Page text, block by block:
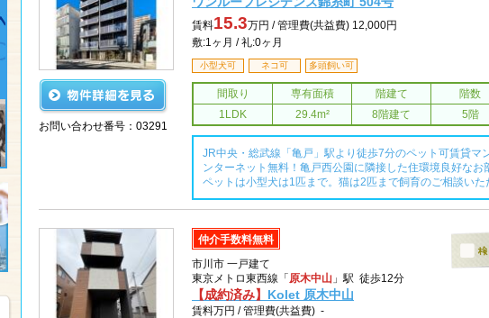
お問い合わせ番号：03291
賃料15.3万円 /管理費(共益費) 12,000円
敷:1ヶ月 / 礼:0ヶ月
小型犬可 ネコ可 多頭飼い可
間取り 専有面積 階建て 階数
1LDK
29.4m² 8階建て 5階
JR中央・総武線「亀戸」駅より徒歩7分のペット可賃貸マ
ンターネット無料！亀戸西公園に隣接した住環境良好なお
ペットは小型犬は1匹まで。猫は2匹まで飼育のご相談いた
仲介手数料無料
市川市 一戸建て
東京メトロ東西線「 原木中山 」駅 徒歩12分
【成約済み】 Kolet 原木中山
賃料万円 /管理費(共益費) -